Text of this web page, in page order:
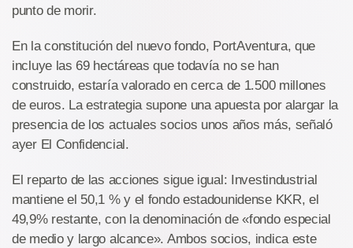
punto de morir.
En la constitución del nuevo fondo, PortAventura, que
incluye las 69 hectáreas que todavía no se han
construido, estaría valorado en cerca de 1.500 millones
de euros. La estrategia supone una apuesta por alargar la
presencia de los actuales socios unos años más, señaló
ayer El Confidencial.
El reparto de las acciones sigue igual: Investindustrial
mantiene el 50,1 % y el fondo estadounidense KKR, el
49,9% restante, con la denominación de «fondo especial
de medio y largo alcance». Ambos socios, indica este